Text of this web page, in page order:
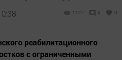
1127 0 0
реабилитационного
с ограниченными